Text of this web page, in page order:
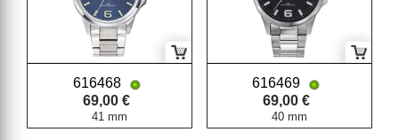
616468
69,00 €
41 mm
616469
69,00 €
40 mm